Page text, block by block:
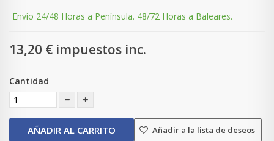
Envío 24/48 Horas a Península. 48/72 Horas a Baleares.
13,20 € impuestos inc.
Cantidad
AÑADIR AL CARRITO Añadir a la lista de deseos